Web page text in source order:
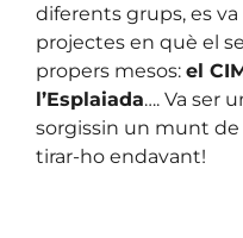
diferents grups, es
projectes en què el
propers mesos: el
l’Esplaiada…. Va ser
sorgissin un munt
tirar-ho endavant!